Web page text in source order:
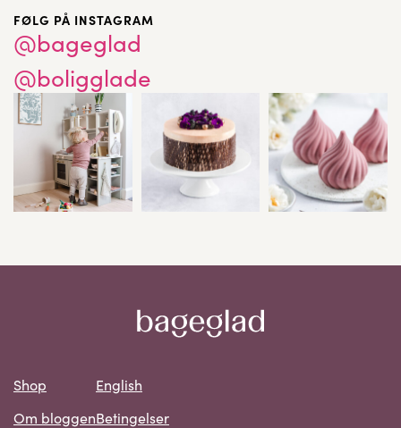
FØLG PÅ INSTAGRAM
@bageglad
@boligglade
Shop
Om bloggen
English
Betingelser